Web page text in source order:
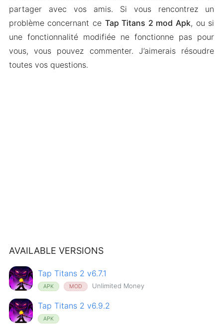
partager avec vos amis. Si vous rencontrez un
problème concernant ce Tap Titans 2 mod Apk, ou si
une fonctionnalité modifiée ne fonctionne pas pour
vous, vous pouvez commenter. J’aimerais résoudre
toutes vos questions.
AVAILABLE VERSIONS
Tap Titans 2 v6.7.1
APK MOD Unlimited Money
Tap Titans 2 v6.9.2
APK